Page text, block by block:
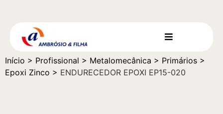
Início > Profissional > Metalomecânica > Primários >
Epoxi Zinco > ENDURECEDOR EPOXI EP15-020